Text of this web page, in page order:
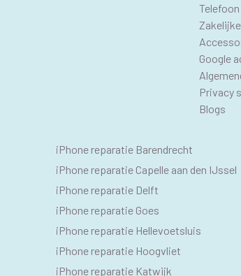
Google
Privacy
Blogs
IPHONE
SEO
TEKSTEN
iPhone reparatie Barendrecht
iPhone reparatie Capelle aan den IJssel
iPhone reparatie Delft
iPhone reparatie Goes
iPhone reparatie Hellevoetsluis
iPhone reparatie Hoogvliet
iPhone reparatie Katwijk